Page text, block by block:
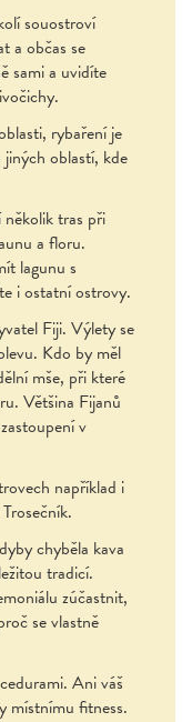
souostroví
a občas se
sami a uvidíte
rybaření je
oblastí, kde
tras při
a floru.
lagunu s
i ostatní ostrovy.
Fiji. Výlety se
Kdo by měl
mše, při které
Většina Fijanů
v
například i
chyběla kava
tradicí.
zúčastnit,
se vlastně
Ani váš
místnímu fitness.